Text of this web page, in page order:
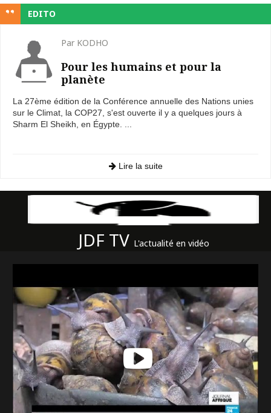
EDITO
Par KODHO
Pour les humains et pour la
planète
La 27ème édition de la Conférence annuelle des Nations unies
sur le Climat, la COP27, s'est ouverte il y a quelques jours à
Sharm El Sheikh, en Égypte. ...
Lire la suite
JDF TV L'actualité en vidéo